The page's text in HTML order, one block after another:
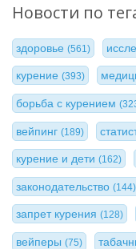
Новости по
здоровье (561)
курение (393)
борьба с курением
вейпинг (189)
курение и дети (162)
законодательство (144)
запрет курения (128)
вейперы (75)